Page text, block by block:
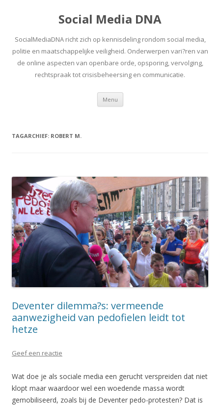
Social Media DNA
SocialMediaDNA richt zich op kennisdeling rondom social media,
politie en maatschappelijke veiligheid. Onderwerpen vari?ren van
de online aspecten van openbare orde, opsporing, vervolging,
rechtspraak tot crisisbeheersing en communicatie.
Menu Spring
inhoud
TAGARCHIEF: ROBERT M.
Deventer dilemma?s: vermeende
aanwezigheid van pedofielen leidt tot
hetze
Geef een reactie
Wat doe je als sociale media een gerucht verspreiden dat niet
klopt maar waardoor wel een woedende massa wordt
gemobiliseerd, zoals bij de Deventer pedo-protesten? Dat is